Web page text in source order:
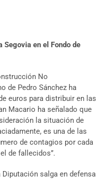
en el Fondo de
No
de Pedro Sánchez ha
euros para distribuir en las
Macario ha señalado que
la situación de
es una de las
de contagios por cada
de fallecidos”.
salga en defensa